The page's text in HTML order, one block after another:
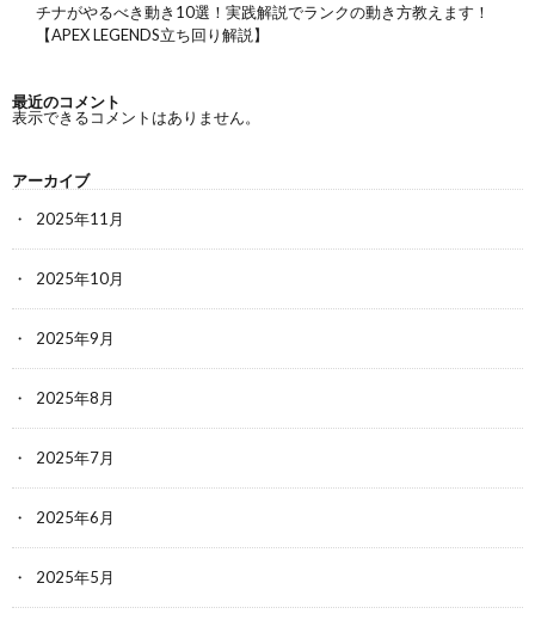
チナがやるべき動き10選！実践解説でランクの動き方教えます！
【APEX LEGENDS立ち回り解説】
最近のコメント
表示できるコメントはありません。
アーカイブ
2025年11月
2025年10月
2025年9月
2025年8月
2025年7月
2025年6月
2025年5月